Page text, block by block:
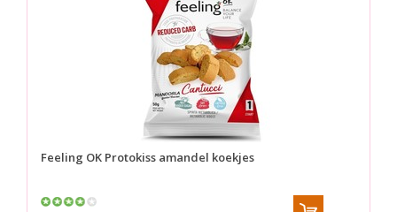
Feeling OK Protokiss amandel koekjes